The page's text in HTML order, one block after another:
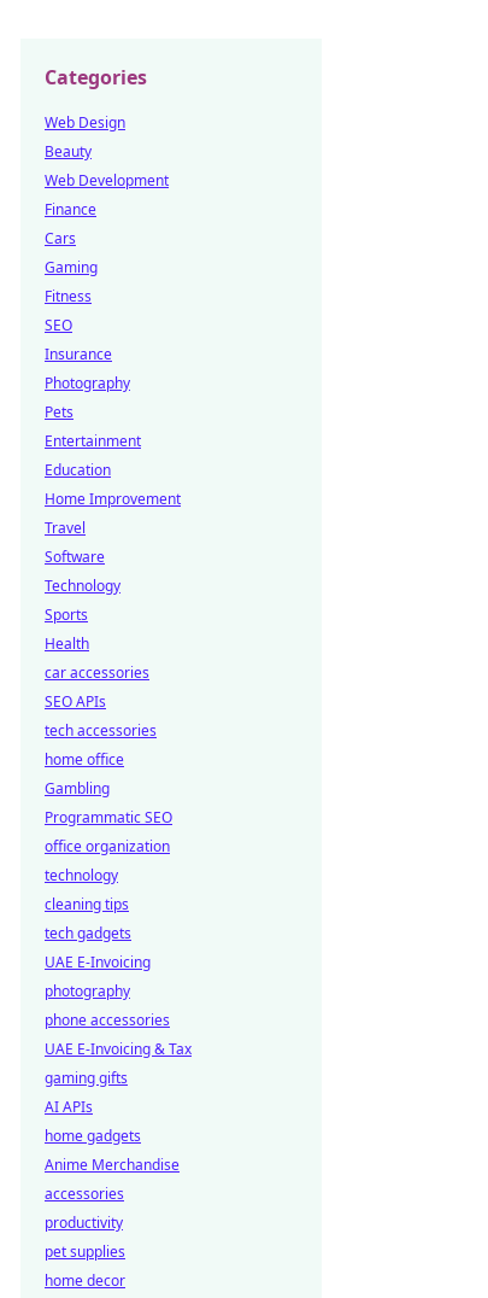
Categories
Web Design
Beauty
Web Development
Finance
Cars
Gaming
Fitness
SEO
Insurance
Photography
Pets
Entertainment
Education
Home Improvement
Travel
Software
Technology
Sports
Health
car accessories
SEO APIs
tech accessories
home office
Gambling
Programmatic SEO
office organization
technology
cleaning tips
tech gadgets
UAE E-Invoicing
photography
phone accessories
UAE E-Invoicing & Tax
gaming gifts
AI APIs
home gadgets
Anime Merchandise
accessories
productivity
pet supplies
home decor